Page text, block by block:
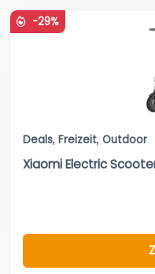
-29%
Deals, Freizeit, Outdoor
Xiaomi Electric